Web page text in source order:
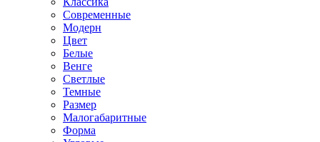
Современные
Модерн
Цвет
Белые
Венге
Светлые
Темные
Размер
Малогабаритные
Форма